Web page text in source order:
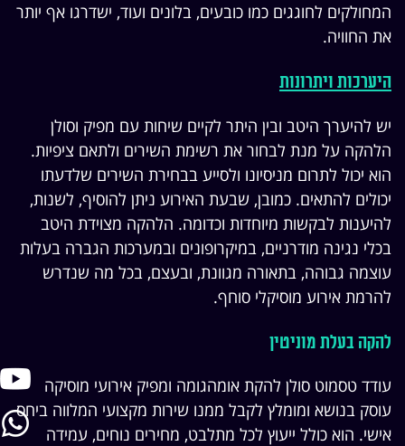
המחולקים לחוגגים כמו כובעים, בלונים ועוד, ישדרגו אף יותר
את החוויה.
היערכות ויתרונות
יש להיערך היטב ובין היתר לקיים שיחות עם מפיק וסולן
הלהקה על מנת לבחור את רשימת השירים ולתאם ציפיות.
הוא יכול לתרום מניסיונו ולסייע בבחירת השירים שלדעתו
יכולים להתאים. כמובן, שבעת האירוע ניתן להוסיף, לשנות,
להיענות לבקשות מיוחדות וכדומה. הלהקה מצוידת היטב
בכלי נגינה מודרניים, במיקרופונים ובמערכות הגברה בעלות
עוצמה גבוהה, בתאורה מגוונת, ובעצם, בכל מה שנדרש
להרמת אירוע מוסיקלי סוחף.
להקה בעלת מוניטין
עודד טסמוט סולן להקת אומהגומה ומפיק אירועי מוסיקה
עוסק בנושא ומומלץ לקבל ממנו שירות מקצועי המלווה ביחס
אישי. הוא כולל ייעוץ לכל מתלבט, מחירים נוחים, עמידה